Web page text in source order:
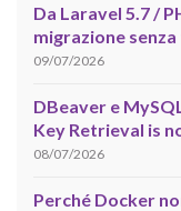
Da Laravel 5.7 /
migrazione
09/07/2026
DBeaver e
Key Retrieval is
08/07/2026
Perché Docker